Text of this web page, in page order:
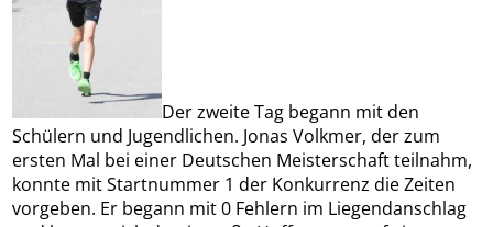
Der zweite Tag begann mit den
Schülern und Jugendlichen. Jonas Volkmer, der zum
ersten Mal bei einer Deutschen Meisterschaft teilnahm,
konnte mit Startnummer 1 der Konkurrenz die Zeiten
vorgeben. Er begann mit 0 Fehlern im Liegendanschlag